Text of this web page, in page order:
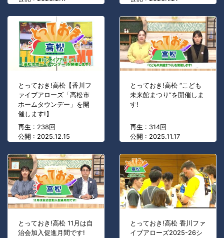
とっておき!高松【香川フ
ァイブアローズ「高松市
ホームタウンデー」を開
催します!】
再生 : 238回
公開 : 2025.12.15
とっておき!高松 “こども
未来館まつり”を開催しま
す!
再生 : 314回
公開 : 2025.11.17
とっておき!高松 11月は自
治会加入促進月間です!
とっておき!高松 香川ファ
イブアローズ2025-26シ